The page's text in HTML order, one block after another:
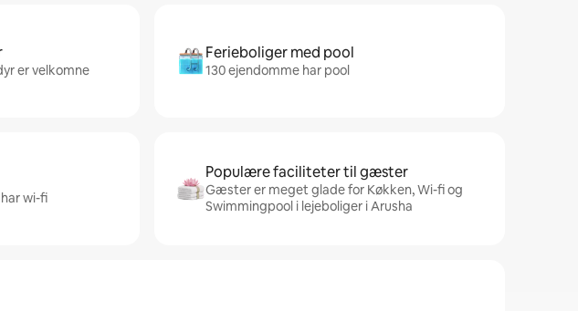
er velkomne
Ferieboliger med pool
130 ejendomme har pool
wi-fi
Populære faciliteter til gæster
Gæster er meget glade for Køkken, Wi-fi og
Swimmingpool i lejeboliger i Arusha